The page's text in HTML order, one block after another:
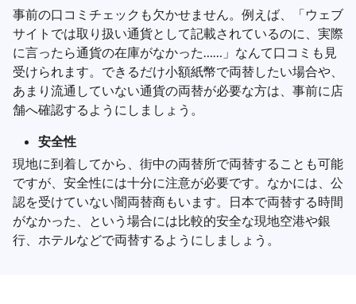
事前の口コミチェックも欠かせません。例えば、「ウェブ
サイトでは取り扱い通貨として記載されているのに、実際
に言ったら通貨の在庫がなかった……」なんて口コミも見
受けられます。できるだけ小額紙幣で両替したい場合や、
あまり流通していない通貨の両替が必要な方は、事前に店
舗へ確認するようにしましょう。
安全性
現地に到着してから、街中の両替所で両替することも可能
ですが、安全性には十分に注意が必要です。なかには、公
認を受けていない闇両替商もいます。日本で両替する時間
がなかった、という場合には比較的安全な現地空港や銀
行、ホテルなどで両替するようにしましょう。